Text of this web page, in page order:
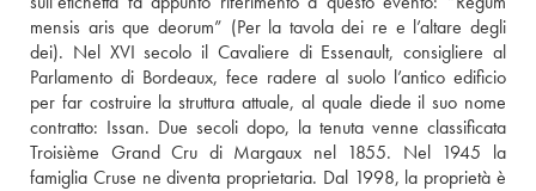
mensis aris que deorum” (Per la tavola dei re e l’altare degli
dei). Nel XVI secolo il Cavaliere di Essenault, consigliere al
Parlamento di Bordeaux, fece radere al suolo l’antico edificio
per far costruire la struttura attuale, al quale diede il suo nome
contratto: Issan. Due secoli dopo, la tenuta venne classificata
Troisième Grand Cru di Margaux nel 1855. Nel 1945 la
famiglia Cruse ne diventa proprietaria. Dal 1998, la proprietà è